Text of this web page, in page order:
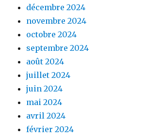
décembre 2024
novembre 2024
octobre 2024
septembre 2024
août 2024
juillet 2024
juin 2024
mai 2024
avril 2024
février 2024